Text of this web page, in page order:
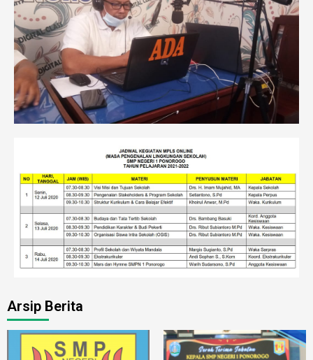
Arsip Berita